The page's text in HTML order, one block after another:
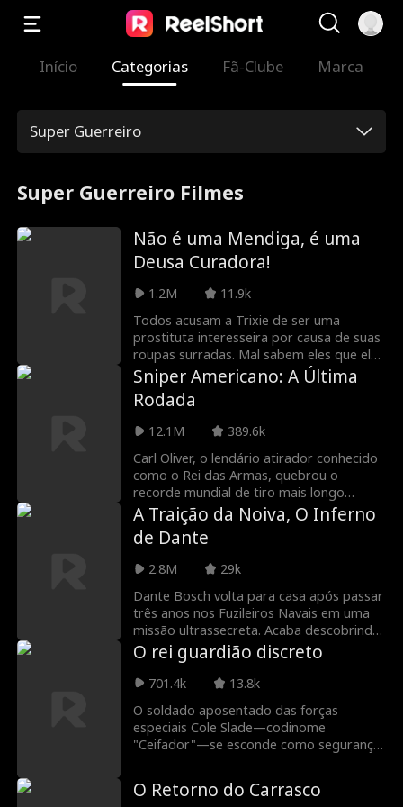
Início Categorias Fã-Clube Marca
Super Guerreiro
Super Guerreiro Filmes
Não é uma Mendiga, é uma
Deusa Curadora!
1.2M
11.9k
Todos acusam a Trixie de ser uma
prostituta interesseira por causa de suas
roupas surradas. Mal sabem eles que ela
é a ÚNICA capaz de curar o homem mais
gato e rico do país — o herói de guerra
Lysander Armstrong! (E de conquistar o
coração dele também)
Sniper Americano: A Última
Rodada
12.1M
389.6k
Carl Oliver, o lendário atirador conhecido
como o Rei das Armas, quebrou o
recorde mundial de tiro mais longo
confirmado e depois sumiu do olho
público. Ele escondeu sua identidade,
trabalhando como manutenção em um
clube de tiro. Ele suporta a humilhação do
capitão do clube de tiro, Albert, que não
conhece sua verdadeira identidade. O
clube de tiro está enfrentando uma
aquisição hostil. Para proteger Jane, a
dona, e sua filha Rebecca, Carl se destaca
e mostra suas habilidades lendárias de
tiro, chamando atenção para sua
A Traição da Noiva, O Inferno
de Dante
2.8M
29k
Dante Bosch volta para casa após passar
três anos nos Fuzileiros Navais em uma
missão ultrassecreta. Acaba descobrindo
que sua noiva, Lilith, está grávida de seu
irmão Virgil, e que Virgil gastou todo o
seu dinheiro. Para piorar ainda mais sua
Virgil. Depois de sofrer traições e
humilhações, Dante expõe as mentiras de
Virgil com um vídeo no casamento dele.
O rei guardião discreto
701.4k
13.8k
O soldado aposentado das forças
especiais Cole Slade—codinome
"Ceifador"—se esconde como segurança
camarada caído, Alexander: proteger sua
irmã mais nova, Victoria. No dia do
O Retorno do Carrasco